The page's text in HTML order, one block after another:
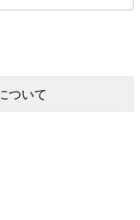
ついて